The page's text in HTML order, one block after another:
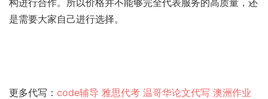
是需要大家自己进行选择。
更多代写： code辅导 雅思代考 温哥华论文代写 澳洲作业